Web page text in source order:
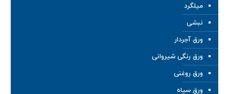
میلگرد
نبشی
ورق آجردار
ورق رنگی شیروانی
ورق روغنی
ورق سیاه